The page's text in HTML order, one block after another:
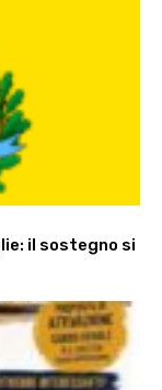
il sostegno si